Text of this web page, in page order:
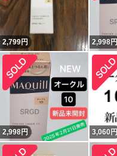
2,799円 2,998円
2,998円 3,060 円